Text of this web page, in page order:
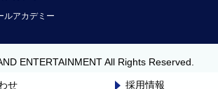
せ 採用情報
アカデミー
ENTERTAINMENT All Rights Reserved.